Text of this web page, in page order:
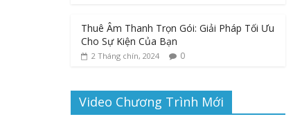
Thuê Âm Thanh Trọn Gói: Giải Pháp Tối Ưu
Cho Sự Kiện Của Bạn
2 Tháng chín, 2024 0
Video Chương Trình Mới